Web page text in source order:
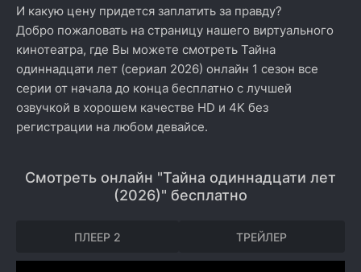
И какую цену придется заплатить за правду?
Добро пожаловать на страницу нашего виртуального
кинотеатра, где Вы можете смотреть Тайна
одиннадцати лет (сериал 2026) онлайн 1 сезон все
серии от начала до конца бесплатно с лучшей
озвучкой в хорошем качестве HD и 4K без
регистрации на любом девайсе.
Смотреть онлайн "Тайна одиннадцати лет
(2026)" бесплатно
ПЛЕЕР 2 ТРЕЙЛЕР